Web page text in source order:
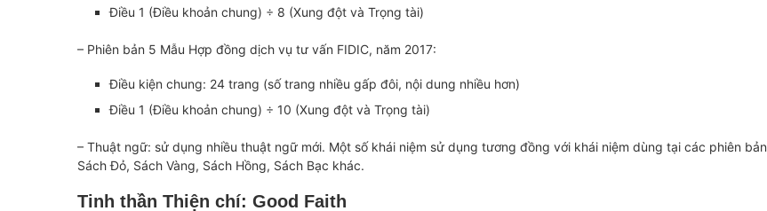
Điều 1 (Điều khoản chung) ÷ 8 (Xung đột và Trọng tài)
– Phiên bản 5 Mẫu Hợp đồng dịch vụ tư vấn FIDIC, năm 2017:
Điều kiện chung: 24 trang (số trang nhiều gấp đôi, nội dung nhiều hơn)
Điều 1 (Điều khoản chung) ÷ 10 (Xung đột và Trọng tài)
– Thuật ngữ: sử dụng nhiều thuật ngữ mới. Một số khái niệm sử dụng tương đồng với khái niệm dùng tại các phiên bản
Sách Đỏ, Sách Vàng, Sách Hồng, Sách Bạc khác.
Tinh thần Thiện chí: Good Faith